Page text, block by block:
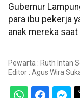
Gubernur
para ibu pekerja
anak mereka
Pewarta : Ruth Intan
Editor : Agus Wira